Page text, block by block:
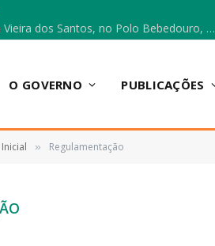
Escola Municipal Vicentina Vieira dos Santos, no Polo Bebedouro, recebeu materiais para a implantação do Cantinho da Leitura e da Sala Multidisciplinar.
O GOVERNO PUBLICAÇÕES
» Regulamentação